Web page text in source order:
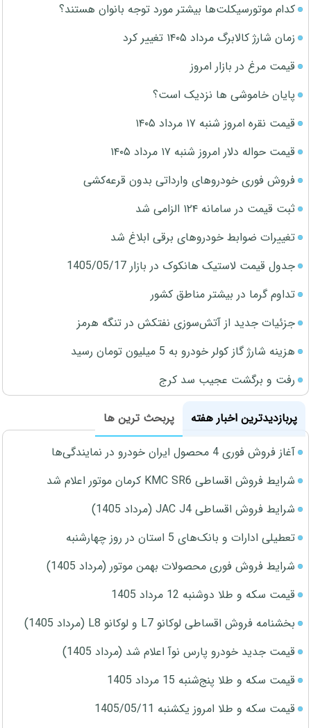
کدام موتورسیکلت‌ها بیشتر مورد توجه بانوان هستند؟
زمان شارژ کالابرگ مرداد ۱۴۰۵ تغییر کرد
قیمت مرغ در بازار امروز
پایان خاموشی ها نزدیک است؟
قیمت نقره امروز شنبه ۱۷ مرداد ۱۴۰۵
قیمت حواله دلار امروز شنبه ۱۷ مرداد ۱۴۰۵
فروش فوری خودروهای وارداتی بدون قرعه‌کشی
ثبت قیمت در سامانه ۱۲۴ الزامی شد
تغییرات ضوابط خودروهای برقی ابلاغ شد
جدول قیمت لاستیک هانکوک در بازار 1405/05/17
تداوم گرما در بیشتر مناطق کشور
جزئیات جدید از آتش‌سوزی نفتکش در تنگه هرمز
هزینه شارژ گاز کولر خودرو به 5 میلیون تومان رسید
رفت و برگشت عجیب سد کرج
پربازدیدترین اخبار هفته
پربحث ترین ها
آغاز فروش فوری 4 محصول ایران خودرو در نمایندگی‌ها
شرایط فروش اقساطی KMC SR6 کرمان موتور اعلام شد
شرایط فروش اقساطی JAC J4 (مرداد 1405)
تعطیلی ادارات و بانک‌های 5 استان در روز چهارشنبه
شرایط فروش فوری محصولات بهمن موتور (مرداد 1405)
قیمت سکه و طلا دوشنبه 12 مرداد 1405
بخشنامه فروش اقساطی لوکانو L7 و لوکانو L8 (مرداد 1405)
قیمت جدید خودرو پارس نوآ اعلام شد (مرداد 1405)
قیمت سکه و طلا پنج‌شنبه 15 مرداد 1405
قیمت سکه و طلا امروز یکشنبه 1405/05/11